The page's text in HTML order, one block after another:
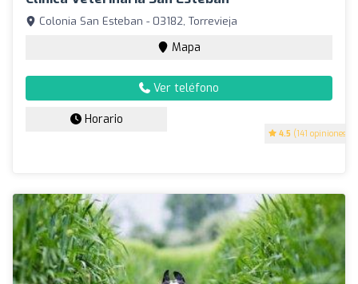
4.5 (141 opiniones)
Colonia San Esteban - 03182, Torrevieja
Mapa
Ver teléfono
Horario